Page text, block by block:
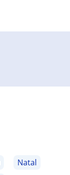
Natal